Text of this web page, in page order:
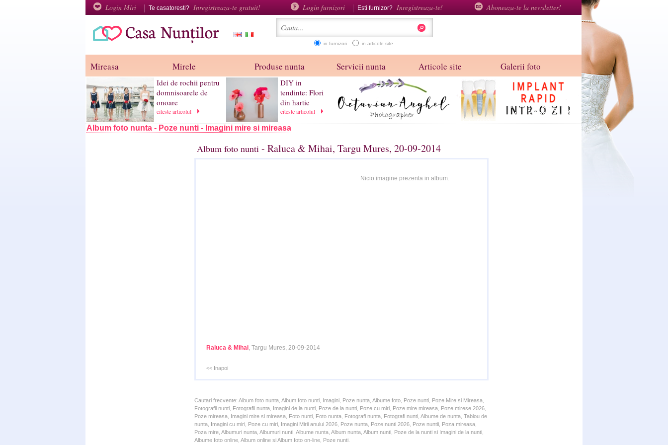
Login Miri Te casatoresti? Inregistreaza-te gratuit! Login furnizori Esti furnizor? Inregistreaza-te! Aboneaza-te la newsletter!
in furnizori in articole site
Mireasa Mirele Produse nunta Servicii nunta Articole site Galerii foto
Idei de rochii pentru
domnisoarele de
onoare
citeste articolul
DIY in
tendinte: Flori
din hartie
citeste articolul
Album foto nunta - Poze nunti - Imagini mire si mireasa
Album foto nunti - Raluca & Mihai, Targu Mures, 20-09-2014
Nicio imagine prezenta in album.
Raluca & Mihai, Targu Mures, 20-09-2014
<< Inapoi
Cautari frecvente: Album foto nunta, Album foto nunti, Imagini, Poze nunta, Albume foto, Poze nunti, Poze Mire si Mireasa,
Fotografii nunti, Fotografii nunta, Imagini de la nunti, Poze de la nunti, Poze cu miri, Poze mire mireasa, Poze mirese 2026,
Poze mireasa, Imagini mire si mireasa, Foto nunti, Foto nunta, Fotografi nunta, Fotografi nunti, Albume de nunta, Tablou de
nunta, Imagini cu miri, Poze cu miri, Imagini Mirii anului 2026, Poze nunta, Poze nunti 2026, Poze nuntii, Poza mireasa,
Poza mire, Albumuri nunta, Albumuri nunti, Albume nunta, Album nunta, Album nunti, Poze de la nunti si Imagini de la nunti,
Albume foto online, Album online si Album foto on-line, Poze nunti.